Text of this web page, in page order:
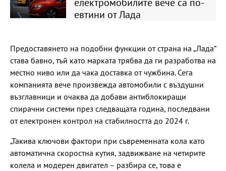
евтини от Лада
Предоставянето на подобни функции от страна на „Лада“
става бавно, тъй като марката трябва да ги разработва на
местно ниво или да чака доставка от чужбина. Сега
компанията вече произвежда автомобили с въздушни
възглавници и очаква да добави антиблокиращи
спирачни системи през следващата година, последвани
от електронен контрол на стабилността до 2024 г.
„Такива ключови фактори при съвременната кола като
автоматична скоростна кутия, задвижване на четирите
колела и модерен двигател – разбира се, това е